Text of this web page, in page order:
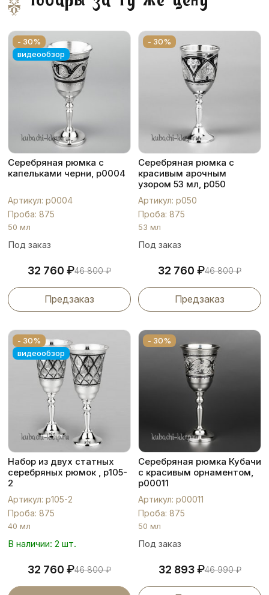
- 30%
видеообзор
Серебряная рюмка с
капельками черни, р0004
Артикул: р0004
Проба: 875
50 мл
Под заказ
32 760 ₽46 800₽
Предзаказ
- 30%
Серебряная рюмка с
красивым арочным
узором 53 мл, р050
Артикул: р050
Проба: 875
53 мл
Под заказ
32 760 ₽46 800₽
Предзаказ
- 30%
видеообзор
Набор из двух статных
серебряных рюмок , р105-
2
Артикул: р105-2
Проба: 875
40 мл
В наличии: 2 шт.
32 760 ₽46 800₽
- 30%
Серебряная рюмка Кубачи
с красивым орнаментом,
р00011
Артикул: р00011
Проба: 875
50 мл
Под заказ
32 893₽46 990₽